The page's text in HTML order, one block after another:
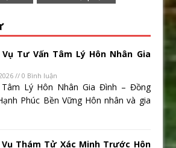
Vụ Tư Vấn Tâm Lý Hôn Nhân Gia
// 0 Bình luận
Lý Hôn Nhân Gia Đình – Đồng
Phúc Bền Vững Hôn nhân và gia
Vụ Thám Tử Xác Minh Trước Hôn